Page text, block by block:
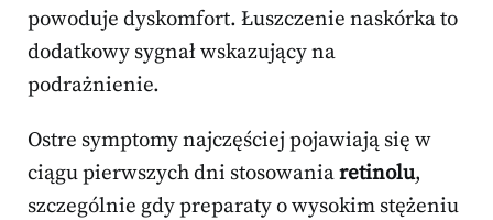
powoduje dyskomfort. Łuszczenie naskórka to
dodatkowy sygnał wskazujący na
podrażnienie.
Ostre symptomy najczęściej pojawiają się w
ciągu pierwszych dni stosowaniaretinolu,
szczególnie gdy preparaty o wysokim stężeniu